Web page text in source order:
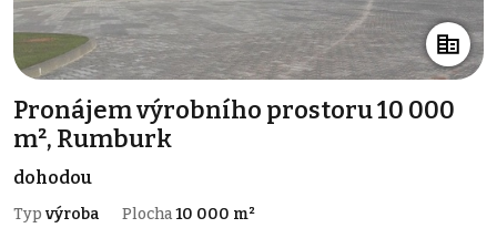
Pronájem výrobního prostoru 10 000
m², Rumburk
dohodou
Typ výroba Plocha10 000 m²